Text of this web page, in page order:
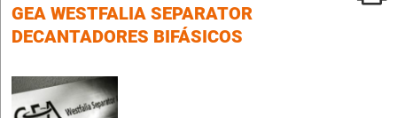
GEA WESTFALIA SEPARATOR
DECANTADORES BIFÁSICOS